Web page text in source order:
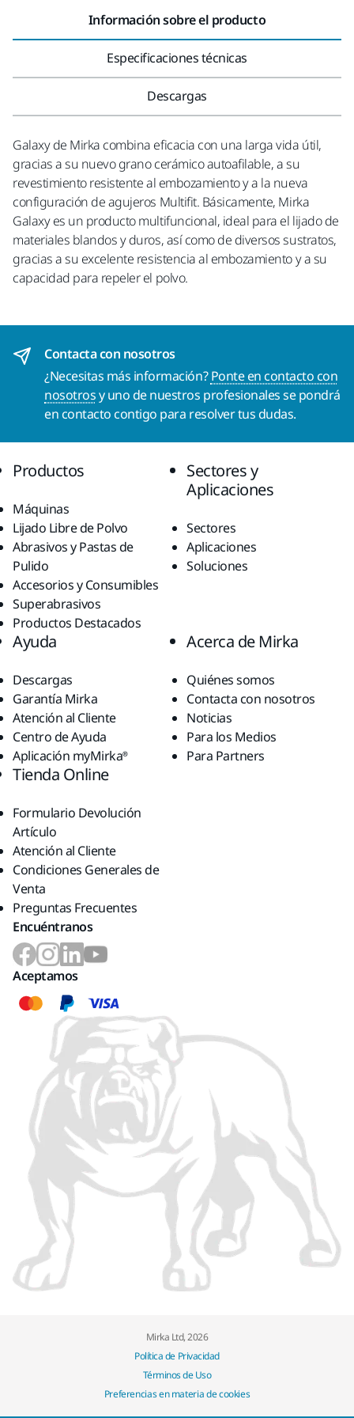
Información sobre el producto
Especificaciones técnicas
Descargas
Galaxy de Mirka combina eficacia con una larga vida útil,
gracias a su nuevo grano cerámico autoafilable, a su
revestimiento resistente al embozamiento y a la nueva
configuración de agujeros Multifit. Básicamente, Mirka
Galaxy es un producto multifuncional, ideal para el lijado de
materiales blandos y duros, así como de diversos sustratos,
gracias a su excelente resistencia al embozamiento y a su
capacidad para repeler el polvo.
Contacta con nosotros
¿Necesitas más información?Ponte en contacto con
nosotrosy uno de nuestros profesionales se pondrá
en contacto contigo para resolver tus dudas.
Productos
Máquinas
Lijado Libre de Polvo
Abrasivos y Pastas de
Pulido
Accesorios y Consumibles
Superabrasivos
Productos Destacados
Sectores y
Aplicaciones
Sectores
Aplicaciones
Soluciones
Ayuda
Descargas
Garantía Mirka
Atención al Cliente
Centro de Ayuda
Aplicación myMirka®
Acerca de Mirka
Quiénes somos
Contacta con nosotros
Noticias
Para los Medios
Para Partners
Tienda Online
Formulario Devolución
Artículo
Atención al Cliente
Condiciones Generales de
Venta
Preguntas Frecuentes
Encuéntranos
Aceptamos
Mirka Ltd, 2026
Política de Privacidad
Términos de Uso
Preferencias en materia de cookies